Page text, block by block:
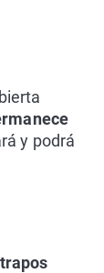
y podrá